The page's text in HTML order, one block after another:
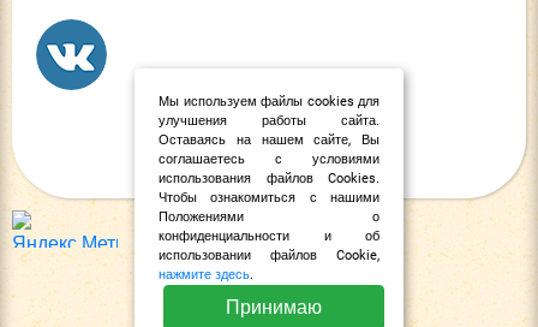
Мы используем файлы cookies для
улучшения работы сайта.
Оставаясь на нашем сайте, Вы
соглашаетесь с условиями
использования файлов Cookies.
Чтобы ознакомиться с нашими
Положениями о
конфиденциальности и об
использовании файлов Cookie,
нажмите здесь.
Принимаю